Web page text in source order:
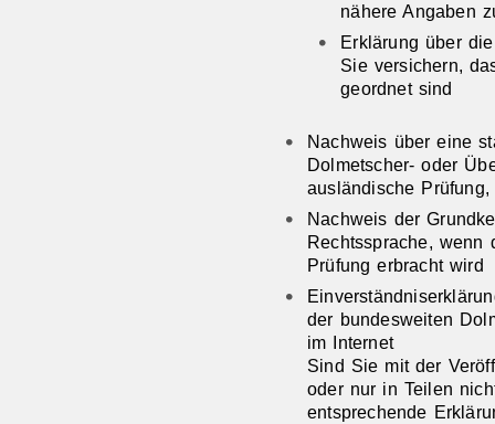
nähere Angaben
Erklärung über
Sie versichern,
geordnet sind
Nachweis über eine
Dolmetscher- oder
ausländische
Nachweis der
Rechtssprache, wenn
Prüfung erbracht wird
der bundesweiten
im Internet
Sind Sie mit der
oder nur in Teilen
entsprechende